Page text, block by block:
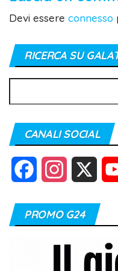
Devi essere connesso
RICERCA SU
per:
CANALI SOCIAL
c s
t
PROMO G24